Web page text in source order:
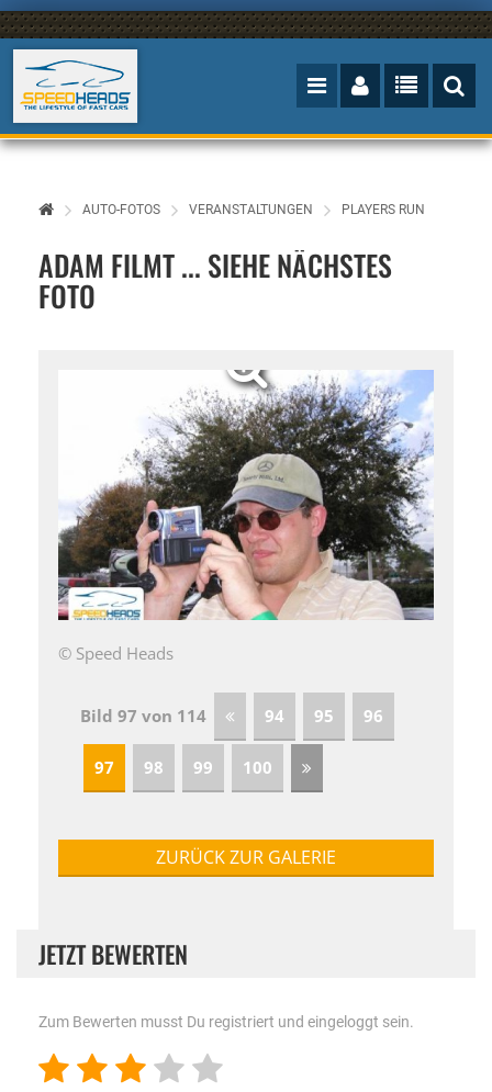
AUTO-FOTOS VERANSTALTUNGEN PLAYERS RUN
ADAM FILMT ... SIEHE NÄCHSTES
FOTO
© Speed Heads
Bild 97 von 114 94 95 96
97 98 99 100
ZURÜCK ZUR GALERIE
JETZT BEWERTEN
Zum Bewerten musst Du registriert und eingeloggt sein.